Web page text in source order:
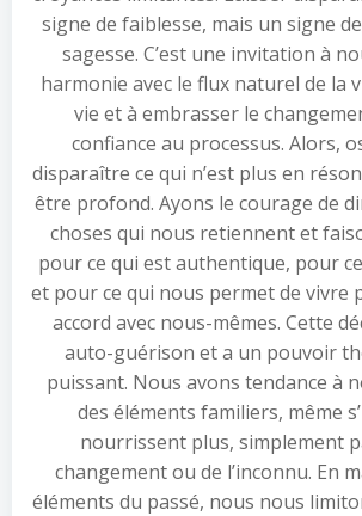
signe de faiblesse, mais un signe
sagesse. C’est une invitation à
harmonie avec le flux naturel de la
vie et à embrasser le
confiance au processus. Alors,
disparaître ce qui n’est plus en
être profond. Ayons le courage de
choses qui nous retiennent et
pour ce qui est authentique, pour
et pour ce qui nous permet de vivre
accord avec nous-mêmes. Cette
auto-guérison et a un pouvoir
puissant. Nous avons tendance à
des éléments familiers, même
nourrissent plus, simplement
changement ou de l’inconnu. En
éléments du passé, nous nous